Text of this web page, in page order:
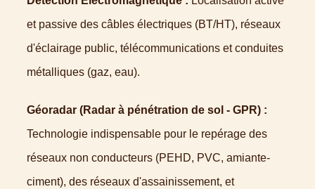
et passive des câbles électriques (BT/HT), réseaux
d'éclairage public, télécommunications et conduites
métalliques (gaz, eau).
Géoradar (Radar à pénétration de sol - GPR) :
Technologie indispensable pour le repérage des
réseaux non conducteurs (PEHD, PVC, amiante-
ciment), des réseaux d'assainissement, et